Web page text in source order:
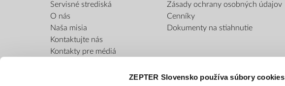
ZEPTER Slovensko používa súbory cookies
Servisné strediská
O nás
Naša misia
Kontaktujte nás
Kontakty pre médiá
Zásady ochrany osobných údajov
Cenníky
Dokumenty na stiahnutie